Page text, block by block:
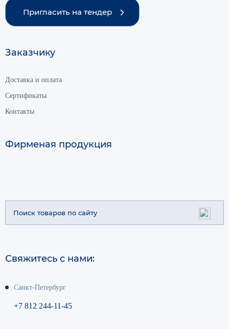
Пригласить на тендер
Заказчику
Доставка и оплата
Сертификаты
Контакты
Фирменая продукция
Свяжитесь с нами:
Санкт-Петербург
+7 812 244-11-45